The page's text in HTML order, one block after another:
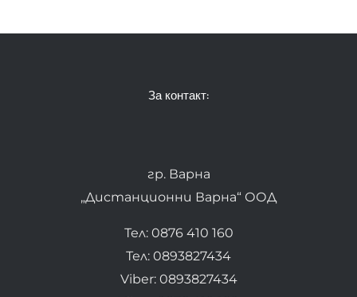
За контакт:
гр. Варна
„Дистанционни Варна“ ООД
Тел: 0876 410 160
Тел: 0893827434
Viber: 0893827434